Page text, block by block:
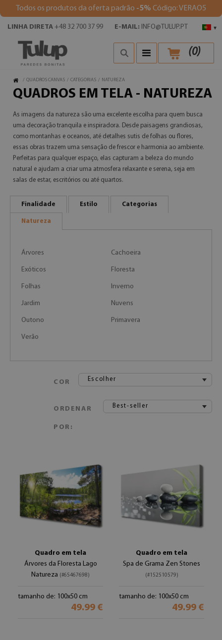
Todos os produtos da oferta padrão -5% Código: VERAO5
▾
LINHA DIRETA +48 32 700 37 99 E-MAIL: INFO@TULUP.PT
(0)
/ QUADROS CANVAS / CATEGORIAS / NATUREZA
QUADROS EM TELA - NATUREZA
As imagens da natureza são uma excelente escolha para quem busca
uma decoração tranquila e inspiradora. Desde paisagens grandiosas,
como montanhas e oceanos, até detalhes sutis de folhas ou flores,
essas obras trazem uma sensação de frescor e harmonia ao ambiente.
Perfeitas para qualquer espaço, elas capturam a beleza do mundo
natural e ajudam a criar uma atmosfera relaxante e serena, seja em
salas de estar, escritórios ou até quartos.
Finalidade Estilo Categorias
Natureza
Árvores Cachoeira
Exóticos Floresta
Folhas Inverno
Jardim Nuvens
Outono Primavera
Verão
COR Escolher
ORDENAR
POR:
Best-seller
Quadro em tela
Árvores da Floresta Lago
Natureza (#65467698)
tamanho de: 100x50 cm
49.99 €
Quadro em tela
Spa de Grama Zen Stones
(#152510579)
tamanho de: 100x50 cm
49.99 €